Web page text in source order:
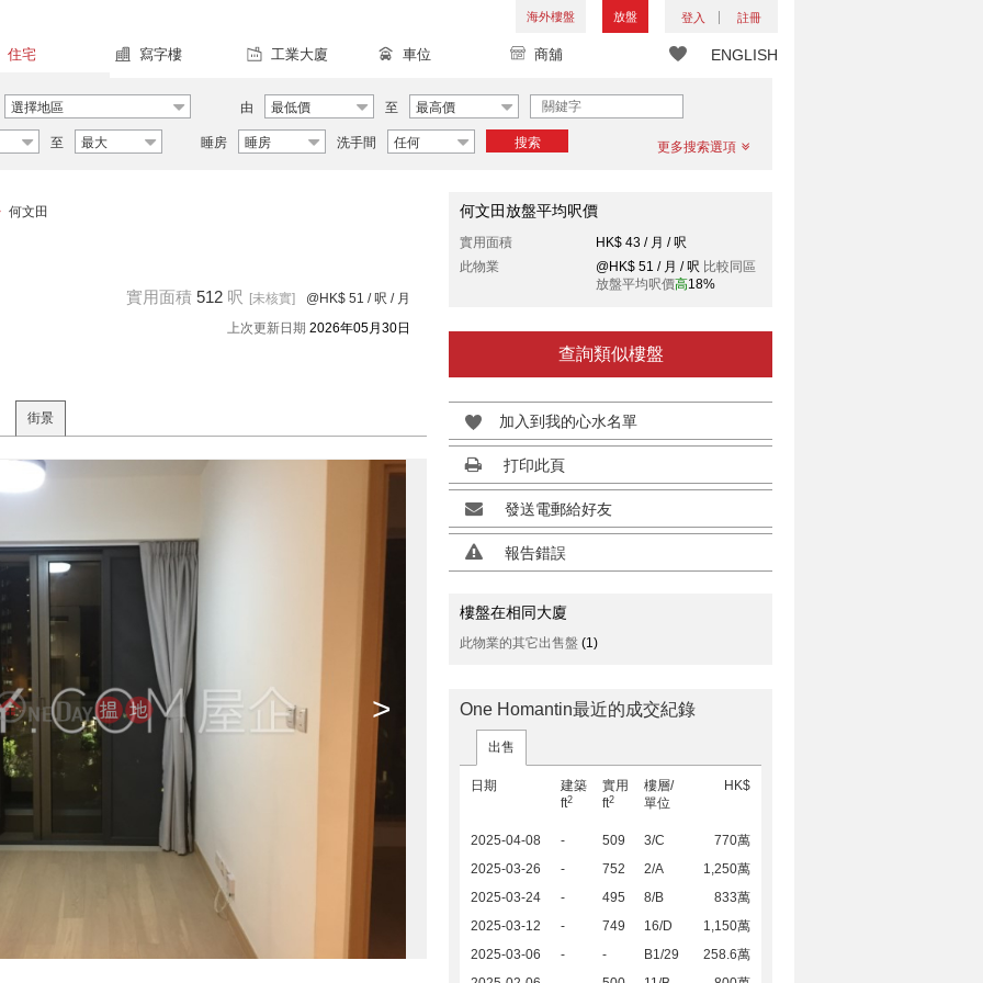
海外樓盤 放盤 登入 註冊
ENGLISH
住宅 寫字樓 工業大廈 車位 商舖
選擇地區 由 最低價 至 最高價
至 最大 睡房 睡房 洗手間 任何 搜索 更多搜索選項
何文田
實用面積 512 呎 [未核實] @HK$ 51 / 呎 / 月
上次更新日期 2026年05月30日
街景
>
何文田放盤平均呎價
實用面積
HK$ 43 / 月 / 呎
此物業
@HK$ 51 / 月 / 呎 比較同區
放盤平均呎價高18%
查詢類似樓盤
加入到我的心水名單
打印此頁
發送電郵給好友
報告錯誤
樓盤在相同大廈
此物業的其它出售盤 (1)
One Homantin最近的成交紀錄
出售
日期
建築
ft2
實用
ft2
樓層/
單位
HK$
2025-04-08 - 509 3/C
770萬
2025-03-26
- 752 2/A
1,250萬
2025-03-24
- 495 8/B
833萬
2025-03-12
- 749 16/D
1,150萬
2025-03-06
- - B1/29
258.6萬